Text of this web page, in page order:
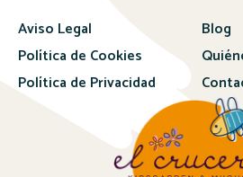
Aviso Legal
Política de Cookies
Política de Privacidad
Blog